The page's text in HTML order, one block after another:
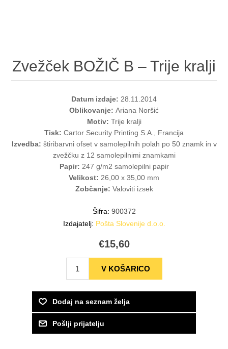
Zvežček BOŽIČ B – Trije kralji
Datum izdaje: 28.11.2014
Oblikovanje: Ariana Noršić
Motiv: Trije kralji
Tisk: Cartor Security Printing S.A., Francija
Izvedba: štiribarvni ofset v samolepilnih polah po 50 znamk in v
zvežčku z 12 samolepilnimi znamkami
Papir: 247 g/m2 samolepilni papir
Velikost: 26,00 x 35,00 mm
Zobčanje: Valoviti izsek
Šifra: 900372
Izdajatelj: Pošta Slovenije d.o.o.
€15,60